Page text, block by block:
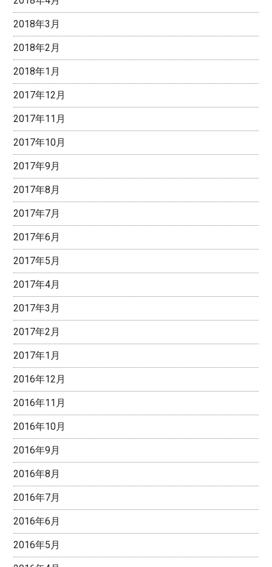
2018年3月
2018年2月
2018年1月
2017年12月
2017年11月
2017年10月
2017年9月
2017年8月
2017年7月
2017年6月
2017年5月
2017年4月
2017年3月
2017年2月
2017年1月
2016年12月
2016年11月
2016年10月
2016年9月
2016年8月
2016年7月
2016年6月
2016年5月